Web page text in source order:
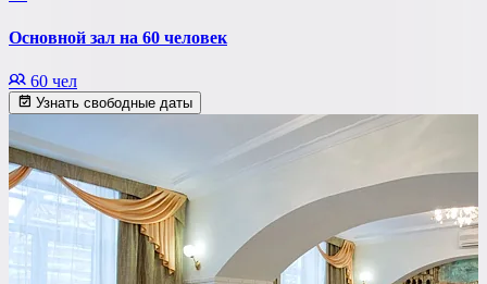
Основной зал на 60 человек
60 чел
Узнать свободные даты